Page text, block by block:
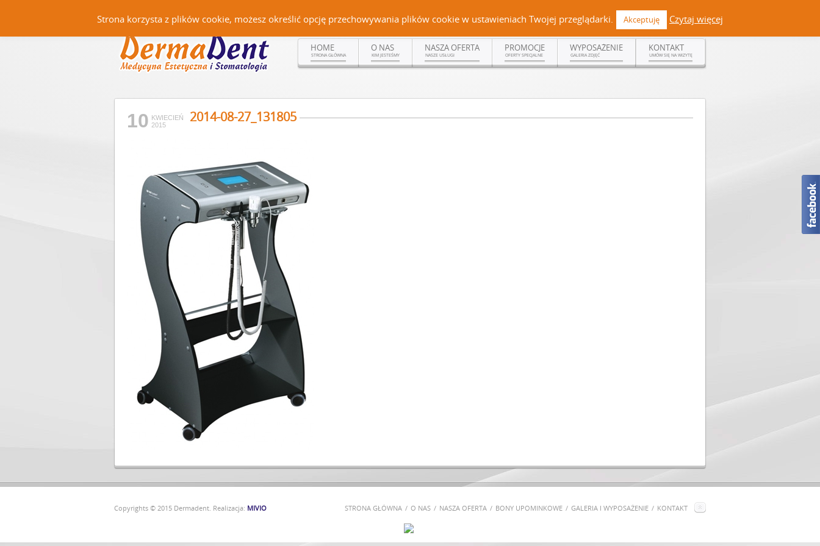
Czerteż 161, 38-500 Sanok | tel. (13) 464 99 92 | kom. +48 502 315 048 | kom. +48 519 108 720 | kontakt@dermadent.pl |
HOME
STRONA GŁÓWNA
O NAS
KIM JESTEŚMY
NASZA OFERTA
NASZE USŁUGI
PROMOCJE
OFERTY SPECJALNE
WYPOSAŻENIE
GALERIA ZDJĘĆ
KONTAKT
UMÓW SIĘ NA WIZYTĘ
10 KWIECIEŃ
2015
2014-08-27_131805
STRONA GŁÓWNA O NAS NASZA OFERTA BONY UPOMINKOWE GALERIA I WYPOSAŻENIE KONTAKT
Copyrights © 2015 Dermadent. Realizacja: MIVIO
Strona korzysta z plików cookie, możesz określić opcję przechowywania plików cookie w ustawieniach Twojej przeglądarki. Akceptuję Czytaj więcej